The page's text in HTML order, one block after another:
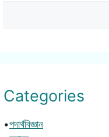
Categories
•পদার্থবিজ্ঞান